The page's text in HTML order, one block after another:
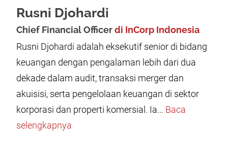
Rusni Djohardi
Chief Financial Officerdi InCorp Indonesia
Rusni Djohardi adalah eksekutif senior di bidang
keuangan dengan pengalaman lebih dari dua
dekade dalam audit, transaksi merger dan
akuisisi, serta pengelolaan keuangan di sektor
korporasi dan properti komersial. Ia... Baca
selengkapnya